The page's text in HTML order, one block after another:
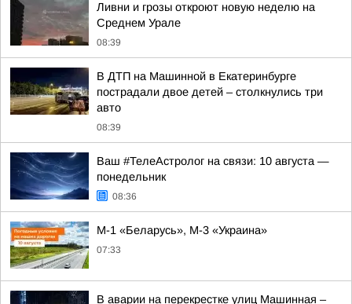
Ливни и грозы откроют новую неделю на
Среднем Урале
08:39
В ДТП на Машинной в Екатеринбурге
пострадали двое детей – столкнулись три
авто
08:39
Ваш #ТелеАстролог на связи: 10 августа —
понедельник
08:36
М-1 «Беларусь», М-3 «Украина»
07:33
В аварии на перекрестке улиц Машинная –